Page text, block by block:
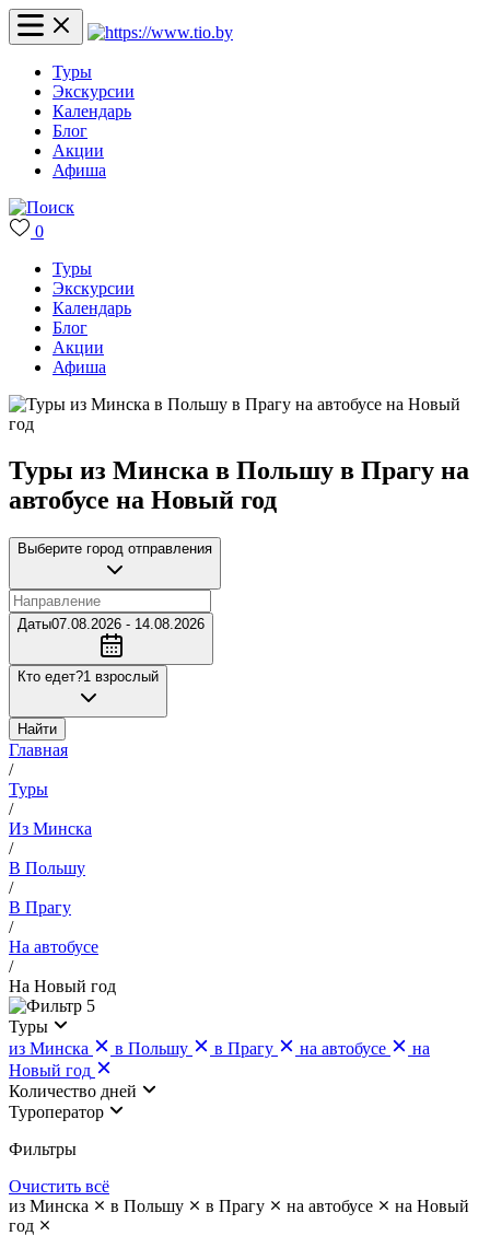
Туры
Экскурсии
Календарь
Блог
Акции
Афиша
0
Туры
Экскурсии
Календарь
Блог
Акции
Афиша
Туры из Минска в Польшу в Прагу на
автобусе на Новый год
Выберите город отправления
Даты07.08.2026 - 14.08.2026
Кто едет?1 взрослый
Найти
Главная
/
Туры
/
Из Минска
/
В Польшу
/
В Прагу
/
На автобусе
/
На Новый год
5
Туры
из Минска
в Польшу в Прагу на автобусе
на
Новый год
Количество дней
Туроператор
Фильтры
Очистить всё
из Минска
в Польшу в Прагу на автобусе
на Новый
год